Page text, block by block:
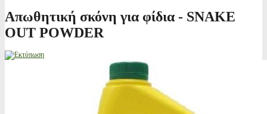
Απωθητική σκόνη για φίδια - SNAKE
OUT POWDER